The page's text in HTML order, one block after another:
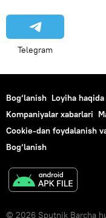
Telegram
Bog‘lanish Loyiha haqida
Kompaniyalar xabarlari
Cookie-dan foydalanish
Bog‘lanish
© 2026 Sputnik Barcha